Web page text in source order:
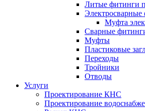
Литые фитинги
Электросварные
Муфта
Сварные
Муфты
Пластиковые
Переходы
Тройники
Отводы
Услуги
Проектирование КНС
Проектирование